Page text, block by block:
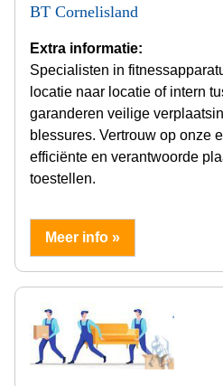
BT Cornelisland
Extra informatie:
Specialisten in
locatie naar locatie of intern
garanderen veilige
blessures. Vertrouw op onze
efficiënte en verantwoorde
toestellen.
Meer info »